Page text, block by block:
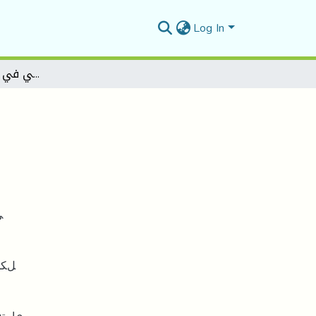
Log In
المنهج النفسي في النقد الروائي العربي